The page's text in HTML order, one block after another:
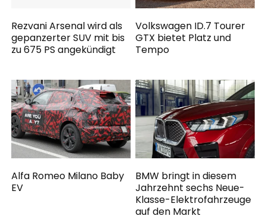
Rezvani Arsenal wird als
gepanzerter SUV mit bis
zu 675 PS angekündigt
Volkswagen ID.7 Tourer
GTX bietet Platz und
Tempo
Alfa Romeo Milano Baby
EV
BMW bringt in diesem
Jahrzehnt sechs Neue-
Klasse-Elektrofahrzeuge
auf den Markt